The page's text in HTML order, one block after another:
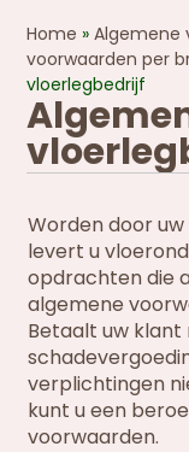
Home »Algemene
voorwaarden per
vloerlegbedrijf
Worden door
levert u
opdrachten die
algemene
Betaalt uw klant
verplichtingen
kunt u een
voorwaarden.